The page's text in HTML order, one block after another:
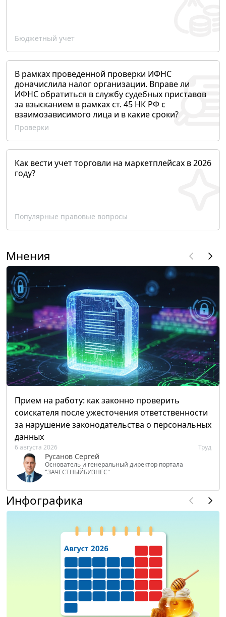
Бюджетный учет
В рамках проведенной проверки ИФНС
доначислила налог организации. Вправе ли
ИФНС обратиться в службу судебных приставов
за взысканием в рамках ст. 45 НК РФ с
взаимозависимого лица и в какие сроки?
Проверки
Как вести учет торговли на маркетплейсах в 2026
году?
Популярные правовые вопросы
Мнения
Прием на работу: как законно проверить
соискателя после ужесточения ответственности
за нарушение законодательства о персональных
данных
6 августа 2026 Труд
Русанов Сергей
Основатель и генеральный директор портала
"ЗАЧЕСТНЫЙБИЗНЕС"
Инфографика